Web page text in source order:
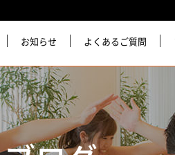
お知らせ よくあるご質問